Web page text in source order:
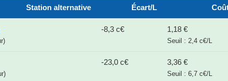
Station alternative Écart/L
-8,3 c€ 1,18 €
Seuil : 2,4 c€/L
-23,0 c€ 3,36 €
Seuil : 6,7 c€/L